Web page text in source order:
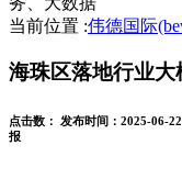
当前位置 :伟德国际
海珠区落地行业大
点击数： 发布时间： 2025-06-
报